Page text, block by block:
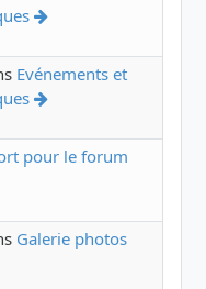
Voir le dernier
Evénements et
Voir le dernier
pour le forum
Galerie photos
message